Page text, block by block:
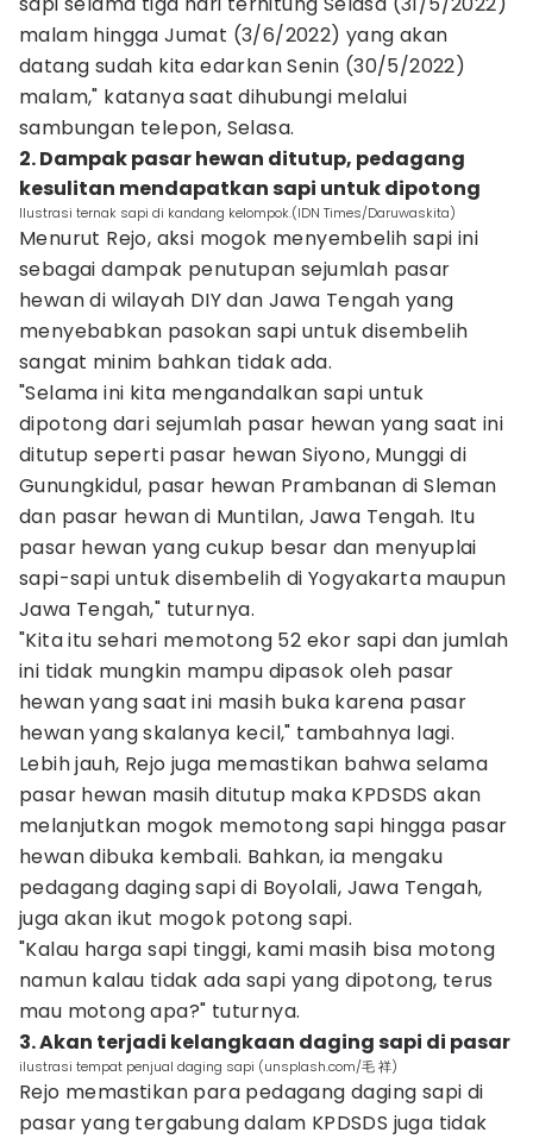
malam hingga Jumat (3/6/2022) yang akan
datang sudah kita edarkan Senin (30/5/2022)
malam," katanya saat dihubungi melalui
sambungan telepon, Selasa.
2. Dampak pasar hewan ditutup, pedagang
kesulitan mendapatkan sapi untuk dipotong‎
Ilustrasi ternak sapi di kandang kelompok.(IDN Times/Daruwaskita)
Menurut Rejo, aksi mogok menyembelih sapi ini
sebagai dampak penutupan sejumlah pasar
hewan di wilayah DIY dan Jawa Tengah yang
menyebabkan pasokan sapi untuk disembelih
sangat minim bahkan tidak ada.
"Selama ini kita mengandalkan sapi untuk
dipotong dari sejumlah pasar hewan yang saat ini
ditutup seperti pasar hewan Siyono, Munggi di
Gunungkidul, pasar hewan Prambanan di Sleman
dan pasar hewan di Muntilan, Jawa Tengah. Itu
pasar hewan yang cukup besar dan menyuplai
sapi-sapi untuk disembelih di Yogyakarta maupun
Jawa Tengah," tuturnya.
"Kita itu sehari memotong 52 ekor sapi dan jumlah
ini tidak mungkin mampu dipasok oleh pasar
hewan yang saat ini masih buka karena pasar
hewan yang skalanya kecil," tambahnya lagi.
Lebih jauh, Rejo juga memastikan bahwa selama
pasar hewan masih ditutup maka KPDSDS akan
melanjutkan mogok memotong sapi hingga pasar
hewan dibuka kembali. Bahkan, ia mengaku
pedagang daging sapi di Boyolali, Jawa Tengah,
juga akan ikut mogok potong sapi.‎
"Kalau harga sapi tinggi, kami masih bisa motong
namun kalau tidak ada sapi yang dipotong, terus
mau motong apa?" tuturnya.
3. Akan terjadi kelangkaan daging sapi di pasar‎
ilustrasi tempat penjual daging sapi (unsplash.com/毛 祥)
Rejo memastikan para pedagang daging sapi di
pasar yang tergabung dalam KPDSDS juga tidak